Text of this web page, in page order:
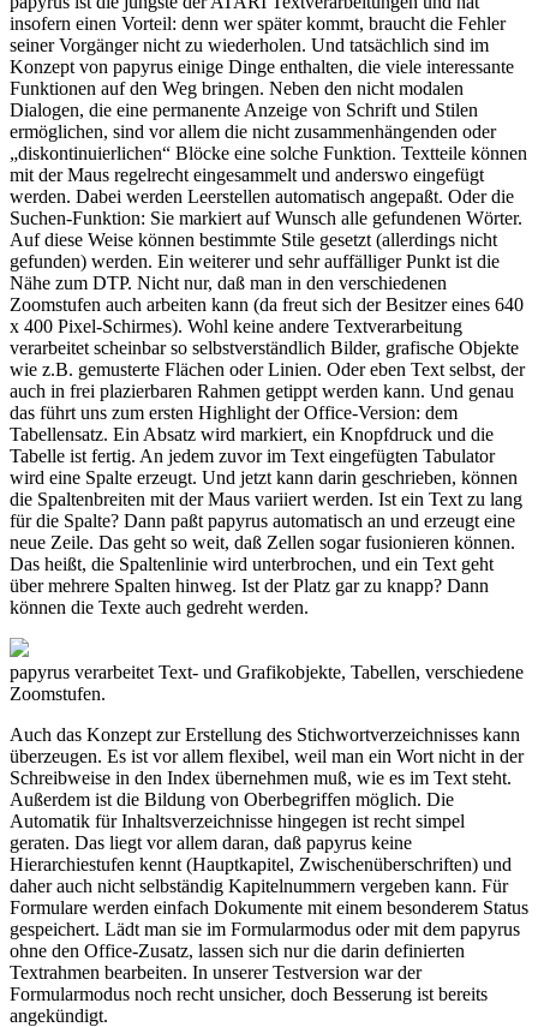
insofern einen Vorteil: denn wer später kommt, braucht die Fehler
seiner Vorgänger nicht zu wiederholen. Und tatsächlich sind im
Konzept von papyrus einige Dinge enthalten, die viele interessante
Funktionen auf den Weg bringen. Neben den nicht modalen
Dialogen, die eine permanente Anzeige von Schrift und Stilen
ermöglichen, sind vor allem die nicht zusammenhängenden oder
„diskontinuierlichen“ Blöcke eine solche Funktion. Textteile können
mit der Maus regelrecht eingesammelt und anderswo eingefügt
werden. Dabei werden Leerstellen automatisch angepaßt. Oder die
Suchen-Funktion: Sie markiert auf Wunsch alle gefundenen Wörter.
Auf diese Weise können bestimmte Stile gesetzt (allerdings nicht
gefunden) werden. Ein weiterer und sehr auffälliger Punkt ist die
Nähe zum DTP. Nicht nur, daß man in den verschiedenen
Zoomstufen auch arbeiten kann (da freut sich der Besitzer eines 640
x 400 Pixel-Schirmes). Wohl keine andere Textverarbeitung
verarbeitet scheinbar so selbstverständlich Bilder, grafische Objekte
wie z.B. gemusterte Flächen oder Linien. Oder eben Text selbst, der
auch in frei plazierbaren Rahmen getippt werden kann. Und genau
das führt uns zum ersten Highlight der Office-Version: dem
Tabellensatz. Ein Absatz wird markiert, ein Knopfdruck und die
Tabelle ist fertig. An jedem zuvor im Text eingefügten Tabulator
wird eine Spalte erzeugt. Und jetzt kann darin geschrieben, können
die Spaltenbreiten mit der Maus variiert werden. Ist ein Text zu lang
für die Spalte? Dann paßt papyrus automatisch an und erzeugt eine
neue Zeile. Das geht so weit, daß Zellen sogar fusionieren können.
Das heißt, die Spaltenlinie wird unterbrochen, und ein Text geht
über mehrere Spalten hinweg. Ist der Platz gar zu knapp? Dann
können die Texte auch gedreht werden.
papyrus verarbeitet Text- und Grafikobjekte, Tabellen, verschiedene
Zoomstufen.
Auch das Konzept zur Erstellung des Stichwortverzeichnisses kann
überzeugen. Es ist vor allem flexibel, weil man ein Wort nicht in der
Schreibweise in den Index übernehmen muß, wie es im Text steht.
Außerdem ist die Bildung von Oberbegriffen möglich. Die
Automatik für Inhaltsverzeichnisse hingegen ist recht simpel
geraten. Das liegt vor allem daran, daß papyrus keine
Hierarchiestufen kennt (Hauptkapitel, Zwischenüberschriften) und
daher auch nicht selbständig Kapitelnummern vergeben kann. Für
Formulare werden einfach Dokumente mit einem besonderem Status
gespeichert. Lädt man sie im Formularmodus oder mit dem papyrus
ohne den Office-Zusatz, lassen sich nur die darin definierten
Textrahmen bearbeiten. In unserer Testversion war der
Formularmodus noch recht unsicher, doch Besserung ist bereits
angekündigt.